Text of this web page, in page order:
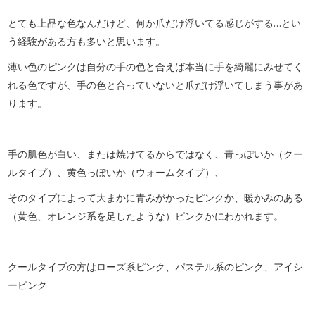
とても上品な色なんだけど、何か爪だけ浮いてる感じがする…とい
う経験がある方も多いと思います。
薄い色のピンクは自分の手の色と合えば本当に手を綺麗にみせてく
れる色ですが、手の色と合っていないと爪だけ浮いてしまう事があ
ります。
手の肌色が白い、または焼けてるからではなく、青っぽいか（クー
ルタイプ）、黄色っぽいか（ウォームタイプ）、
そのタイプによって大まかに青みがかったピンクか、暖かみのある
（黄色、オレンジ系を足したような）ピンクかにわかれます。
クールタイプの方はローズ系ピンク、パステル系のピンク、アイシ
ーピンク